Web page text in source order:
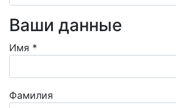
Ваши данные
Имя *
Фамилия